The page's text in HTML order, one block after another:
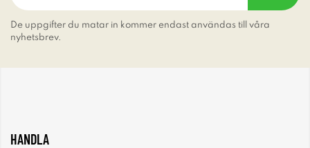
De uppgifter du matar in kommer endast användas till våra
nyhetsbrev.
HANDLA